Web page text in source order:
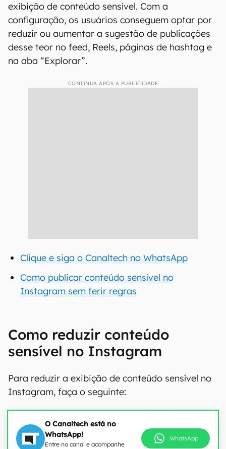
exibição de conteúdo sensível. Com a
configuração, os usuários conseguem optar por
reduzir ou aumentar a sugestão de publicações
desse teor no feed, Reels, páginas de hashtag e
na aba “Explorar”.
CONTINUA APÓS A PUBLICIDADE
Clique e siga o Canaltech no WhatsApp
Como publicar conteúdo sensível no
Instagram sem ferir regras
Como reduzir conteúdo
sensível no Instagram
Para reduzir a exibição de conteúdo sensível no
Instagram, faça o seguinte:
O Canaltech está no
WhatsApp!
Entre no canal e acompanhe
WhatsApp